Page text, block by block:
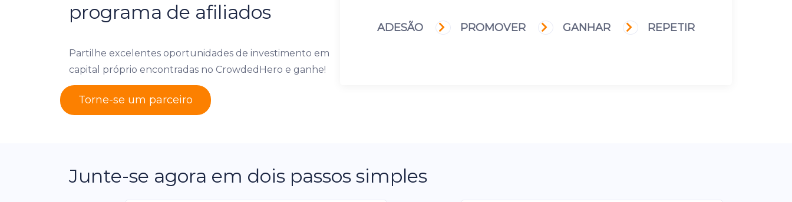
programa de afiliados
Partilhe excelentes oportunidades de investimento em
capital próprio encontradas no CrowdedHero e ganhe!
ADESÃO PROMOVER GANHAR REPETIR
Torne-se um parceiro
Junte-se agora em dois passos simples